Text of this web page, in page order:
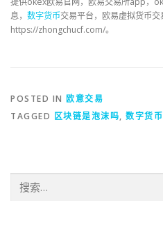
息， 数字货币交易平台，欧易虚拟货币
https://zhongchucf.com/。
POSTED IN 欧意交易
TAGGED 区块链是泡沫吗, 数字货币
索：